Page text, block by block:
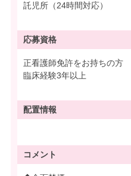
託児所（24時間対応）
応募資格
正看護師免許をお持ちの方
臨床経験3年以上
配置情報
コメント